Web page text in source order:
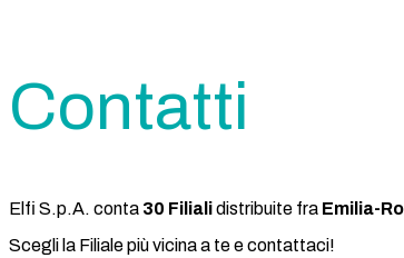
Contatti
Elfi S.p.A. conta 30 Filialidistribuite fra Emilia-
Scegli la Filiale più vicina a te e contattaci!